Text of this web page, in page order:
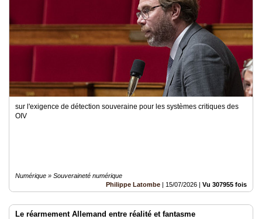
sur l'exigence de détection souveraine pour les systèmes critiques des
OIV
Numérique » Souveraineté numérique
Philippe Latombe | 15/07/2026 | Vu 307955 fois
Le réarmement Allemand entre réalité et fantasme